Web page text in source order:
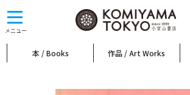
メニュー
toggle
navigation
本 / Books 作品 / Art Works